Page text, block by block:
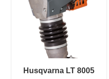
Husqvarna LT 8005